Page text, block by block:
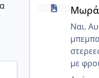
Ναι.
μπεμπα και
με